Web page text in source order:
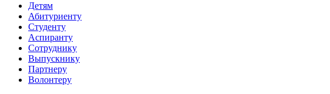
Детям
Абитуриенту
Студенту
Аспиранту
Сотруднику
Выпускнику
Партнеру
Волонтеру